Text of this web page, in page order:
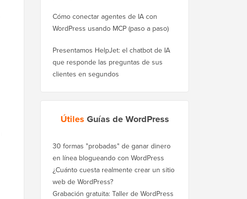
Cómo conectar agentes de IA con
WordPress usando MCP (paso a paso)
Presentamos HelpJet: el chatbot de IA
que responde las preguntas de sus
clientes en segundos
Útiles Guías de WordPress
30 formas "probadas" de ganar dinero
en línea blogueando con WordPress
¿Cuánto cuesta realmente crear un sitio
web de WordPress?
Grabación gratuita: Taller de WordPress